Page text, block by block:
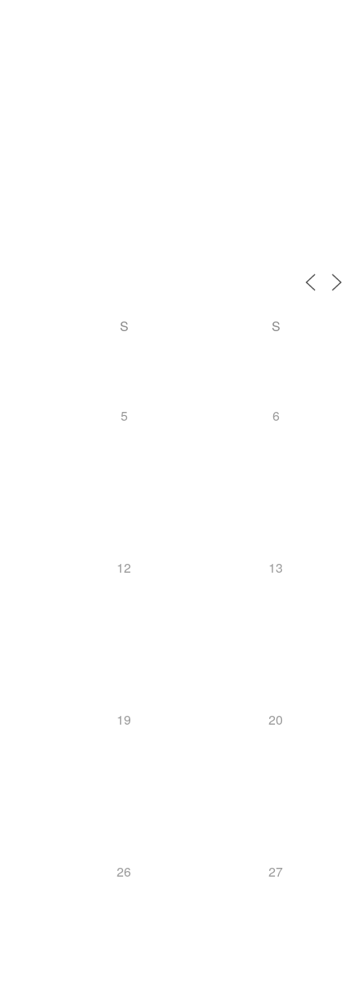
S S
5 6
12 13
19 20
26 27